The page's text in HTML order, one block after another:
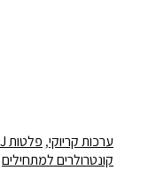
ערכות קריוקי,פלטות DJ
קונטרולרים למתחילים